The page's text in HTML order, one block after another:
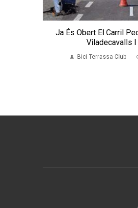
Ja És Obert El Carril
Viladecavalls I
Bici Terrassa Club